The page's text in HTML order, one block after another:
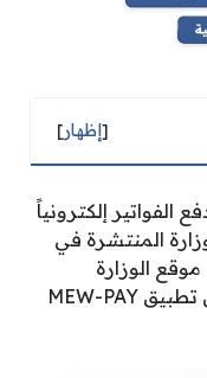
[إظهار]
الفواتير إلكترونياً
المنتشرة في
موقع الوزارة
الرسمي على الإنترنت، أو عبر تحميل تطبيق MEW-PAY